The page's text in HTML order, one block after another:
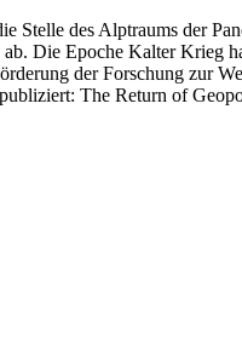
Stelle des Alptraums der
Die Epoche Kalter
der Forschung zur
The Return of